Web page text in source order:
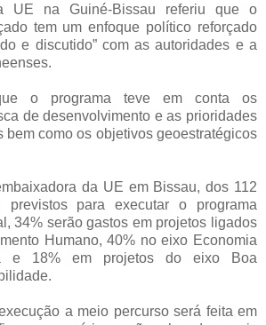
UE na Guiné-Bissau referiu que o
tem um enfoque político reforçado
e discutido” com as autoridades e a
o programa teve em conta os
de desenvolvimento e as prioridades
bem como os objetivos geoestratégicos
da UE em Bissau, dos 112
previstos para executar o programa
34% serão gastos em projetos ligados
Humano, 40% no eixo Economia
e 18% em projetos do eixo Boa
a meio percurso será feita em